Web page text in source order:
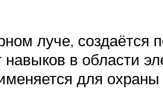
луче,
в области
для